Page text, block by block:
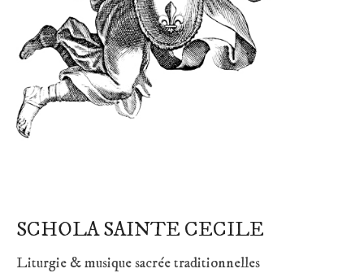
SCHOLA SAINTE CECILE
Liturgie & musique sacrée traditionnelles